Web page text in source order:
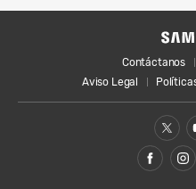
Contáctanos
Aviso Legal